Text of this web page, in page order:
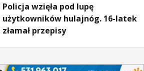
Policja wzięła pod lupę
użytkowników hulajnóg. 16-latek
złamał przepisy